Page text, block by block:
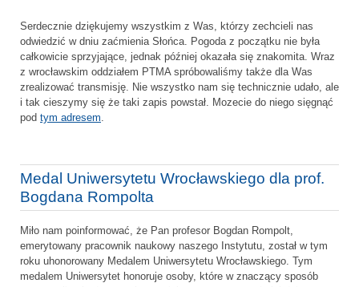
Serdecznie dziękujemy wszystkim z Was, którzy zechcieli nas
odwiedzić w dniu zaćmienia Słońca. Pogoda z początku nie była
całkowicie sprzyjające, jednak później okazała się znakomita. Wraz
z wrocławskim oddziałem PTMA spróbowaliśmy także dla Was
zrealizować transmisję. Nie wszystko nam się technicznie udało, ale
i tak cieszymy się że taki zapis powstał. Mozecie do niego sięgnąć
pod tym adresem.
Medal Uniwersytetu Wrocławskiego dla prof.
Bogdana Rompolta
Miło nam poinformować, że Pan profesor Bogdan Rompolt,
emerytowany pracownik naukowy naszego Instytutu, został w tym
roku uhonorowany Medalem Uniwersytetu Wrocławskiego. Tym
medalem Uniwersytet honoruje osoby, które w znaczący sposób